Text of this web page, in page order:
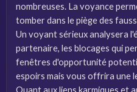
nombreuses. La voyance
tomber dans le piège des
Un voyant sérieux analysera
partenaire, les blocages qui
fenêtres d'opportunité
espoirs mais vous offrira une
Quant aux liens karmiques et